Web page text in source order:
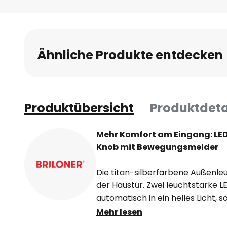
Ähnliche Produkte entdecken
Produktübersicht
Mehr Komfort am Eingang:
Knob mit Bewegungsmelder
Die titan-silberfarbene
der Haustür. Zwei leuchtstarke
automatisch in ein helles Licht,
Meter nähert. Lästiges Suchen
Mehr lesen